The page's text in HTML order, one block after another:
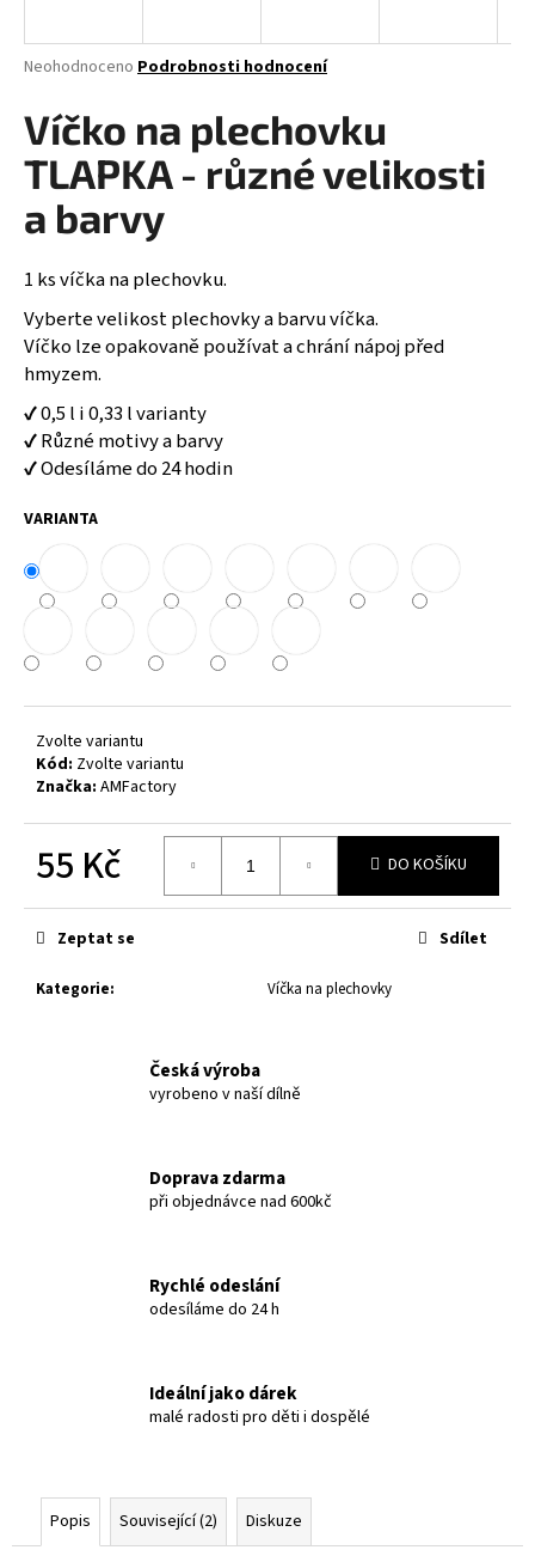
Průměrné
produktu
je
0,0
hvězdiček.
Neohodnoceno Podrobnosti hodnocení
Víčko na plechovku
TLAPKA - různé velikosti
a barvy
1 ks víčka na plechovku.
Vyberte velikost plechovky a barvu víčka.
Víčko lze opakovaně používat a chrání nápoj před
hmyzem.
✔ 0,5 l i 0,33 l varianty
✔ Různé motivy a barvy
✔ Odesíláme do 24 hodin
VARIANTA
Zvolte variantu
Kód: Zvolte variantu
Značka: AMFactory
55 Kč
cena:
DO KOŠÍKU
Kategorie: Víčka na plechovky
Zeptat se Sdílet
Česká výroba
vyrobeno v naší dílně
Doprava zdarma
při objednávce nad 600kč
Rychlé odeslání
odesíláme do 24 h
Ideální jako dárek
malé radosti pro děti i dospělé
Popis Související (2) Diskuze
j
t
?
HLEDAT
D
o
p
o
u
u
e
m
e
VÍČKO
NA
PLECHOVKU
JMÉNEM
PIVEČKA
RŮZNÉ